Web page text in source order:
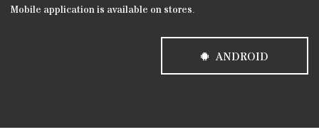
Mobile application is available on stores.
ANDROID